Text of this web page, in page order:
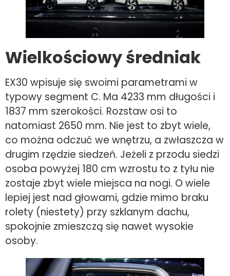
Wielkościowy średniak
EX30 wpisuje się swoimi parametrami w
typowy segment C. Ma 4233 mm długości i
1837 mm szerokości. Rozstaw osi to
natomiast 2650 mm. Nie jest to zbyt wiele,
co można odczuć we wnętrzu, a zwłaszcza w
drugim rzędzie siedzeń. Jeżeli z przodu siedzi
osoba powyżej 180 cm wzrostu to z tyłu nie
zostaje zbyt wiele miejsca na nogi. O wiele
lepiej jest nad głowami, gdzie mimo braku
rolety (niestety) przy szklanym dachu,
spokojnie zmieszczą się nawet wysokie
osoby.